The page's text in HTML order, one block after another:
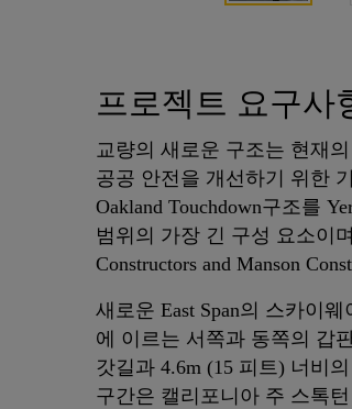
프로젝트 요구사
교량의 새로운 구조는 현재
공공 안전을 개선하기 위한
Oakland Touchdown구조를
범위의 가장 긴 구성 요소이
Constructors and Manson
새로운 East Span의 스카이
에 이르는 서쪽과 동쪽의 갑
갓길과 4.6m (15 피트) 너비
구간은 캘리포니아 주 스톡